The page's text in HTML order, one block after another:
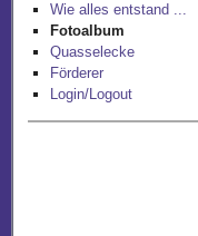
Wie alles entstand ...
Fotoalbum
Quasselecke
Förderer
Login/Logout